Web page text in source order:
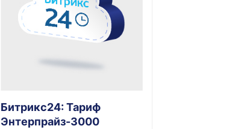
Битрикс24: Тариф
Энтерпрайз-3000